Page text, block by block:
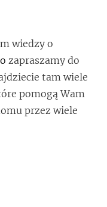
wiedzy o
zapraszamy do
tam wiele
pomogą Wam
przez wiele